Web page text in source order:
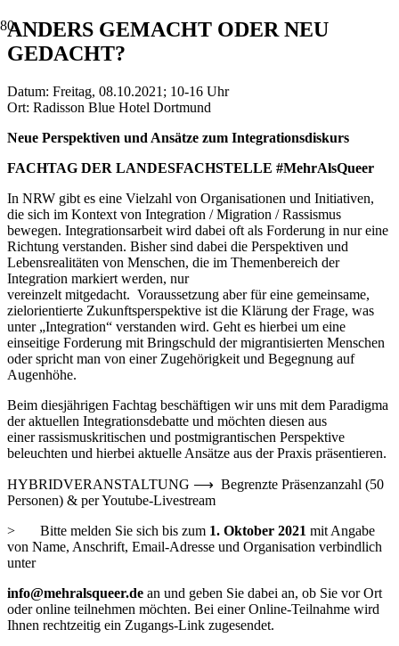
ANDERS GEMACHT ODER NEU
GEDACHT?
Datum: Freitag, 08.10.2021; 10-16 Uhr
Ort: Radisson Blue Hotel Dortmund
Neue Perspektiven und Ansätze zum Integrationsdiskurs
FACHTAG DER LANDESFACHSTELLE #MehrAlsQueer
In NRW gibt es eine Vielzahl von Organisationen und Initiativen,
die sich im Kontext von Integration / Migration / Rassismus
bewegen. Integrationsarbeit wird dabei oft als Forderung in nur eine
Richtung verstanden. Bisher sind dabei die Perspektiven und
Lebensrealitäten von Menschen, die im Themenbereich der
Integration markiert werden, nur
vereinzelt mitgedacht. Voraussetzung aber für eine gemeinsame,
zielorientierte Zukunftsperspektive ist die Klärung der Frage, was
unter „Integration“ verstanden wird. Geht es hierbei um eine
einseitige Forderung mit Bringschuld der migrantisierten Menschen
oder spricht man von einer Zugehörigkeit und Begegnung auf
Augenhöhe.
Beim diesjährigen Fachtag beschäftigen wir uns mit dem Paradigma
der aktuellen Integrationsdebatte und möchten diesen aus
einer rassismuskritischen und postmigrantischen Perspektive
beleuchten und hierbei aktuelle Ansätze aus der Praxis präsentieren.
HYBRIDVERANSTALTUNG ⟶ Begrenzte Präsenzanzahl (50
Personen) & per Youtube-Livestream
> Bitte melden Sie sich bis zum 1. Oktober 2021 mit Angabe
von Name, Anschrift, Email-Adresse und Organisation verbindlich
unter
info@mehralsqueer.de an und geben Sie dabei an, ob Sie vor Ort
oder online teilnehmen möchten. Bei einer Online-Teilnahme wird
Ihnen rechtzeitig ein Zugangs-Link zugesendet.